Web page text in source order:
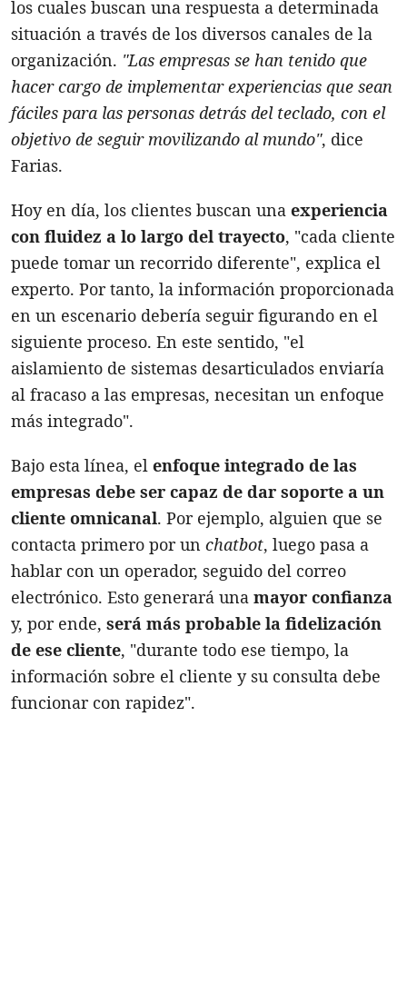
los cuales buscan una respuesta a determinada
situación a través de los diversos canales de la
organización. "Las empresas se han tenido que
hacer cargo de implementar experiencias que sean
fáciles para las personas detrás del teclado, con el
objetivo de seguir movilizando al mundo", dice
Farias.
Hoy en día, los clientes buscan una experiencia
con fluidez a lo largo del trayecto, "cada cliente
puede tomar un recorrido diferente", explica el
experto. Por tanto, la información proporcionada
en un escenario debería seguir figurando en el
siguiente proceso. En este sentido, "el
aislamiento de sistemas desarticulados enviaría
al fracaso a las empresas, necesitan un enfoque
más integrado".
Bajo esta línea, el enfoque integrado de las
empresas debe ser capaz de dar soporte a un
cliente omnicanal. Por ejemplo, alguien que se
contacta primero por un chatbot, luego pasa a
hablar con un operador, seguido del correo
electrónico. Esto generará una mayor confianza
y, por ende, será más probable la fidelización
de ese cliente, "durante todo ese tiempo, la
información sobre el cliente y su consulta debe
funcionar con rapidez".